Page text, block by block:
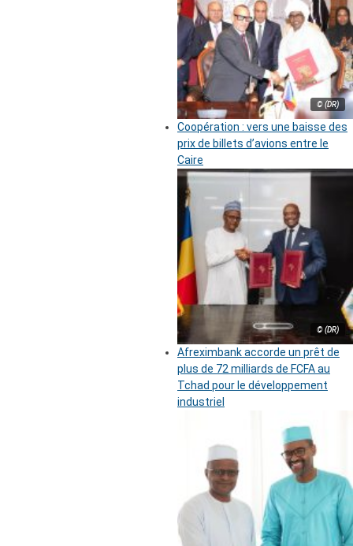
© (DR)
Coopération : vers une baisse des
prix de billets d’avions entre le
Caire
© (DR)
Afreximbank accorde un prêt de
plus de 72 milliards de FCFA au
Tchad pour le développement
industriel